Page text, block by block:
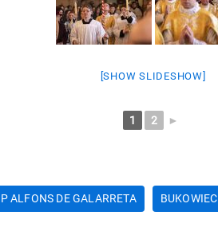
[SHOW SLIDESHOW]
1 2 ►
ALFONS DE GALARRETA BUKOWIEC